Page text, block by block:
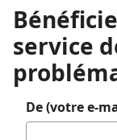
service
De (votre e-